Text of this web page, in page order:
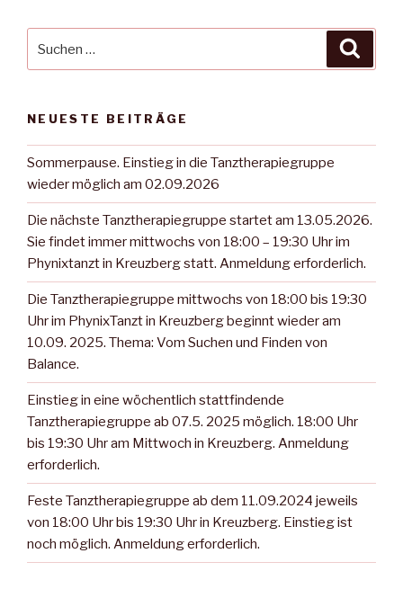
NEUESTE BEITRÄGE
Sommerpause. Einstieg in die Tanztherapiegruppe
wieder möglich am 02.09.2026
Die nächste Tanztherapiegruppe startet am 13.05.2026.
Sie findet immer mittwochs von 18:00 – 19:30 Uhr im
Phynixtanzt in Kreuzberg statt. Anmeldung erforderlich.
Die Tanztherapiegruppe mittwochs von 18:00 bis 19:30
Uhr im PhynixTanzt in Kreuzberg beginnt wieder am
10.09. 2025. Thema: Vom Suchen und Finden von
Balance.
Einstieg in eine wöchentlich stattfindende
Tanztherapiegruppe ab 07.5. 2025 möglich. 18:00 Uhr
bis 19:30 Uhr am Mittwoch in Kreuzberg. Anmeldung
erforderlich.
Feste Tanztherapiegruppe ab dem 11.09.2024 jeweils
von 18:00 Uhr bis 19:30 Uhr in Kreuzberg. Einstieg ist
noch möglich. Anmeldung erforderlich.